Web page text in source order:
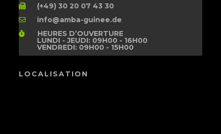
(+49) 30 20 07 43 30
info@amba-guinee.de
HEURES D’OUVERTURE
LUNDI - JEUDI: 09H00 - 16H00
VENDREDI: 09H00 - 15H00
LOCALISATION